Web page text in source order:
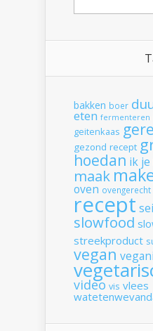
bakken boer
eten fermenteren
geitenkaas
gezond recept
hoedan ik je
maak
oven ovengerecht
recept
slowfood
streekproduct
vegan
video vis vlees